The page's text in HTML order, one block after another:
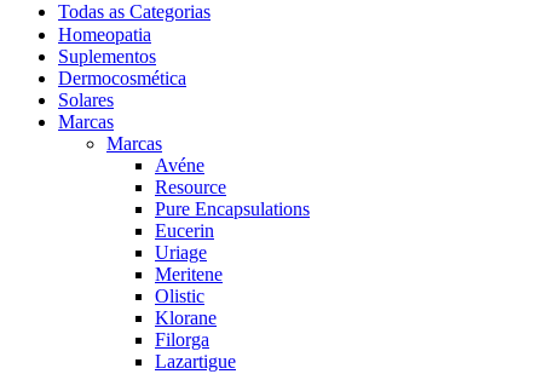
Todas as Categorias
Homeopatia
Suplementos
Dermocosmética
Solares
Marcas
Marcas
Avéne
Resource
Pure Encapsulations
Eucerin
Uriage
Meritene
Olistic
Klorane
Filorga
Lazartigue